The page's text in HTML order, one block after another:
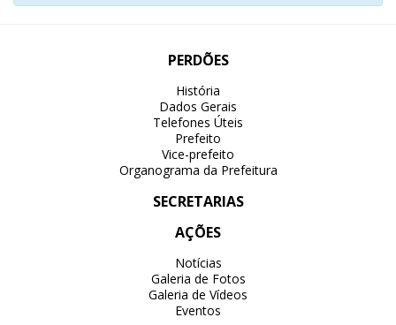
PERDÕES
História
Dados Gerais
Telefones Úteis
Prefeito
Vice-prefeito
Organograma da Prefeitura
SECRETARIAS
AÇÕES
Notícias
Galeria de Fotos
Galeria de Vídeos
Eventos